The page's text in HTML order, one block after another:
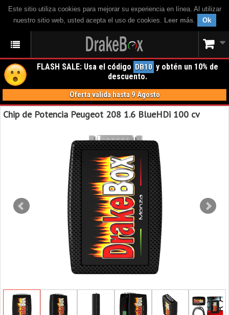
Este sitio utiliza cookies para mejorar su experiencia en línea. Al utilizar
nuestro sitio web, usted acepta el uso de cookies. Leer más. Ok
FLASH SALE: Usa el código DB10 y obtén un 10% de
descuento.
Oferta válida hasta 9 Agosto
Chip de Potencia Peugeot 208 1.6 BlueHDi 100 cv